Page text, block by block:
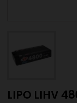
LIPO LIHV